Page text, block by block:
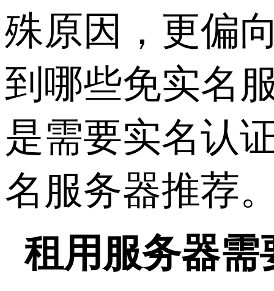
殊原因，更偏
到哪些免实名
是需要实名认
名服务器推荐
租用服务器需